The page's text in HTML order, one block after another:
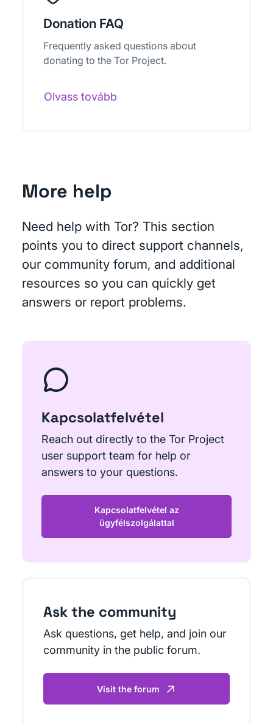
Donation FAQ
Frequently asked questions about
donating to the Tor Project.
Olvass tovább
More help
Need help with Tor? This section
points you to direct support channels,
our community forum, and additional
resources so you can quickly get
answers or report problems.
Kapcsolatfelvétel
Reach out directly to the Tor Project
user support team for help or
answers to your questions.
Kapcsolatfelvétel az
ügyfélszolgálattal
Ask the community
Ask questions, get help, and join our
community in the public forum.
Visit the forum